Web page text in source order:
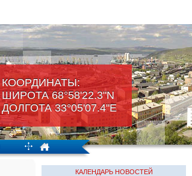
КООРДИНАТЫ:
ШИРОТА 68°58'22.3"N
ДОЛГОТА 33°05'07.4"Е
КАЛЕНДАРЬ НОВОСТЕЙ